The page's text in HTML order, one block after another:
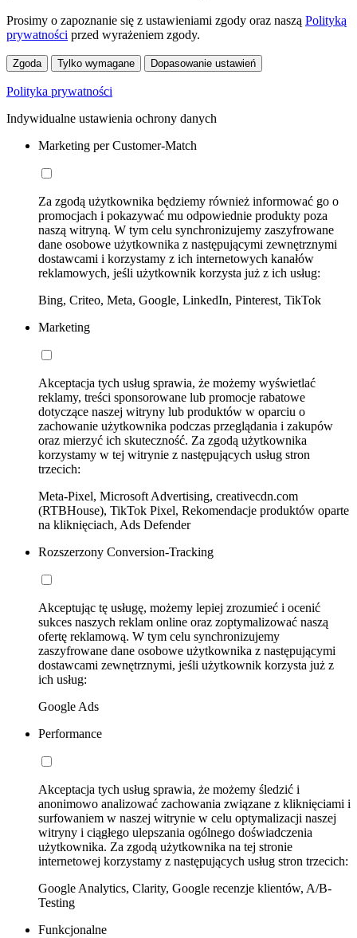
Prosimy o zapoznanie się z ustawieniami zgody oraz naszą Polityką
prywatności przed wyrażeniem zgody.
Zgoda Tylko wymagane Dopasowanie ustawień
Polityka prywatności
Indywidualne ustawienia ochrony danych
Marketing per Customer-Match
Za zgodą użytkownika będziemy również informować go o
promocjach i pokazywać mu odpowiednie produkty poza
naszą witryną. W tym celu synchronizujemy zaszyfrowane
dane osobowe użytkownika z następującymi zewnętrznymi
dostawcami i korzystamy z ich internetowych kanałów
reklamowych, jeśli użytkownik korzysta już z ich usług:
Bing, Criteo, Meta, Google, LinkedIn, Pinterest, TikTok
Marketing
Akceptacja tych usług sprawia, że możemy wyświetlać
reklamy, treści sponsorowane lub promocje rabatowe
dotyczące naszej witryny lub produktów w oparciu o
zachowanie użytkownika podczas przeglądania i zakupów
oraz mierzyć ich skuteczność. Za zgodą użytkownika
korzystamy w tej witrynie z następujących usług stron
trzecich:
Meta-Pixel, Microsoft Advertising, creativecdn.com
(RTBHouse), TikTok Pixel, Rekomendacje produktów oparte
na kliknięciach, Ads Defender
Rozszerzony Conversion-Tracking
Akceptując tę usługę, możemy lepiej zrozumieć i ocenić
sukces naszych reklam online oraz zoptymalizować naszą
ofertę reklamową. W tym celu synchronizujemy
zaszyfrowane dane osobowe użytkownika z następującymi
dostawcami zewnętrznymi, jeśli użytkownik korzysta już z
ich usług:
Google Ads
Performance
Akceptacja tych usług sprawia, że możemy śledzić i
anonimowo analizować zachowania związane z kliknięciami i
surfowaniem w naszej witrynie w celu optymalizacji naszej
witryny i ciągłego ulepszania ogólnego doświadczenia
użytkownika. Za zgodą użytkownika na tej stronie
internetowej korzystamy z następujących usług stron trzecich:
Google Analytics, Clarity, Google recenzje klientów, A/B-
Testing
Funkcjonalne